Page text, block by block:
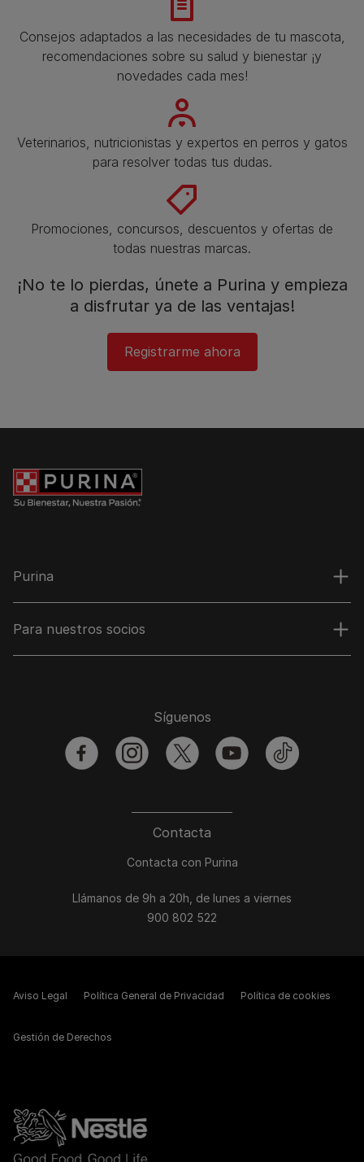
Consejos adaptados a las necesidades de tu mascota,
recomendaciones sobre su salud y bienestar ¡y
novedades cada mes!
Veterinarios, nutricionistas y expertos en perros y gatos
para resolver todas tus dudas.​
Promociones, concursos, descuentos y ofertas de
todas nuestras marcas.​
¡No te lo pierdas, únete a Purina y empieza
a disfrutar ya de las ventajas!​
Registrarme ahora
Purina
Para nuestros socios
Contacta
Contacta con Purina
Llámanos de 9h a 20h, de lunes a viernes
900 802 522
Síguenos
facebookinstagramtwitter youtubetiktok
Aviso Legal Política General de Privacidad Política de cookies
Gestión de Derechos